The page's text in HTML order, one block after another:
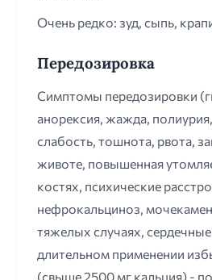
Очень редко: зуд, сыпь,
Передозировка
Симптомы передозировки
анорексия, жажда,
слабость, тошнота, рвота,
животе, повышенная
костях, психические
нефрокальциноз,
тяжелых случаях,
длительном применении
(свыше 2500 мг кальция) -